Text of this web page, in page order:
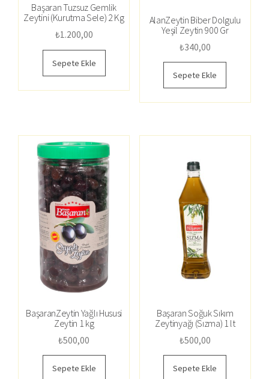
Başaran Tuzsuz Gemlik
Zeytini (Kurutma Sele) 2 Kg
₺1.200,00
Sepete Ekle
AlanZeytin Biber Dolgulu
Yeşil Zeytin 900 Gr
₺340,00
Sepete Ekle
BaşaranZeytin Yağlı Hususi
Zeytin 1 kg
₺500,00
Sepete Ekle
Başaran Soğuk Sıkım
Zeytinyağı (Sızma) 1 lt
₺500,00
Sepete Ekle